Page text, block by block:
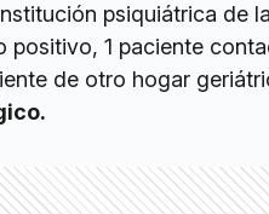
psiquiátrica de
positivo, 1 paciente
de otro hogar